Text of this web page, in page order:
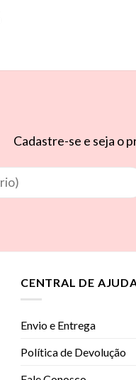
Cadastre-se e seja o
CENTRAL DE
Envio e Entrega
Política de Devolução